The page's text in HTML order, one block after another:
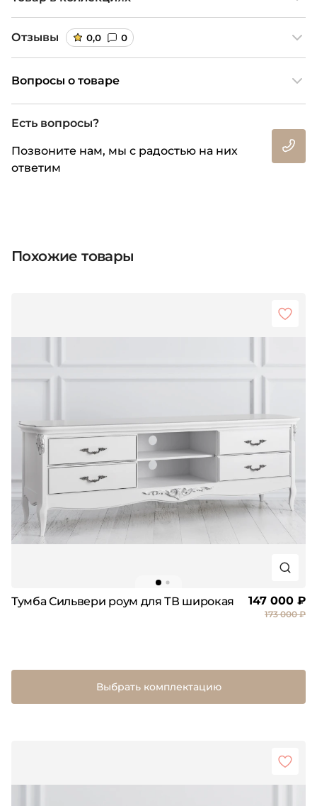
Отзывы 0,0 0
Вопросы о товаре
Есть вопросы?
Позвоните нам, мы с радостью на них
ответим
Похожие товары
Тумба Сильвери роум для ТВ широкая 147 000 ₽
173 000 ₽
Выбрать комплектацию